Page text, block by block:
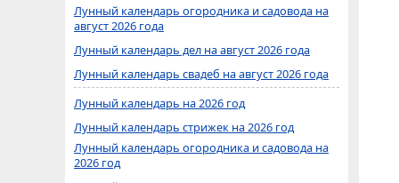
Лунный календарь огородника и садовода на
август 2026 года
Лунный календарь дел на август 2026 года
Лунный календарь свадеб на август 2026 года
Лунный календарь на 2026 год
Лунный календарь стрижек на 2026 год
Лунный календарь огородника и садовода на
2026 год